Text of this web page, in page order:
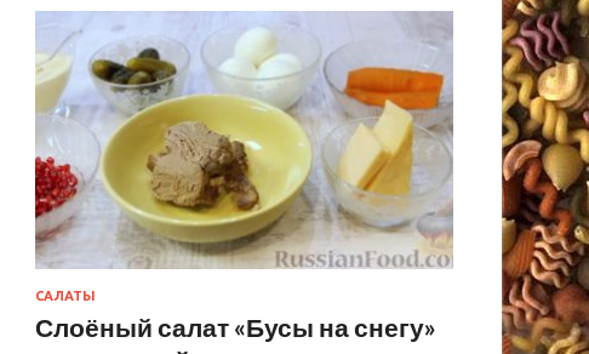
САЛАТЫ
Слоёный салат «Бусы на снегу»